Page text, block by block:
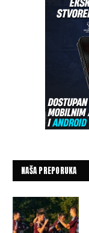
NAŠA PREPORUKA